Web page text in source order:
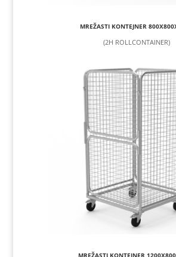
MREŽASTI KONTEJNER
(2H ROLLCONTAINER)